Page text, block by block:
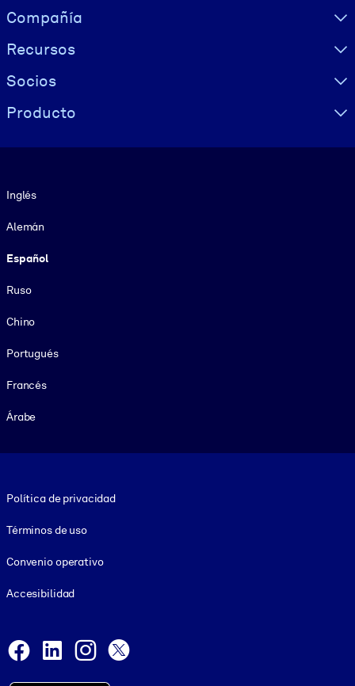
Visually hidden Text
Compañía
Recursos
Socios
Producto
Inglés
Alemán
Español
Ruso
Chino
Portugués
Francés
Árabe
Política de privacidad
Términos de uso
Convenio operativo
Accesibilidad
Facebook
LinkedInInstagram